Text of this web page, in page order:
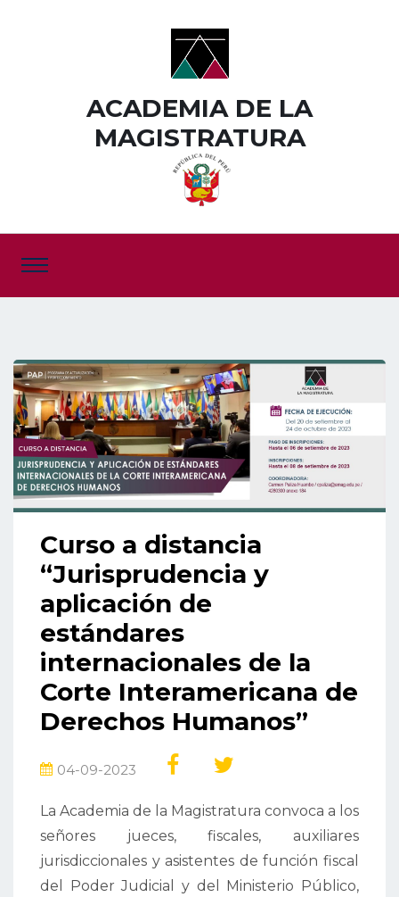
ACADEMIA DE LA
MAGISTRATURA
Curso a distancia
“Jurisprudencia y
aplicación de
estándares
internacionales de la
Corte Interamericana de
Derechos Humanos”
04-09-2023
La Academia de la Magistratura convoca a los
señores jueces, fiscales, auxiliares
jurisdiccionales y asistentes de función fiscal
del Poder Judicial y del Ministerio Público,